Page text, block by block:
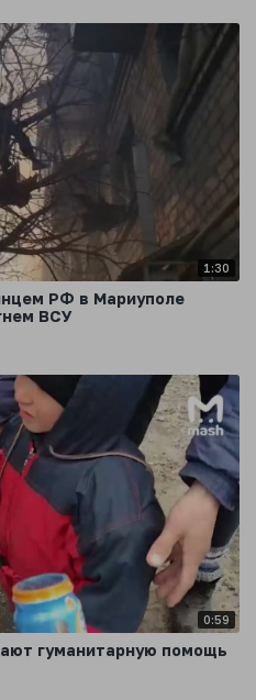
1:30
РФ в Мариуполе
ВСУ
0:59
гуманитарную помощь